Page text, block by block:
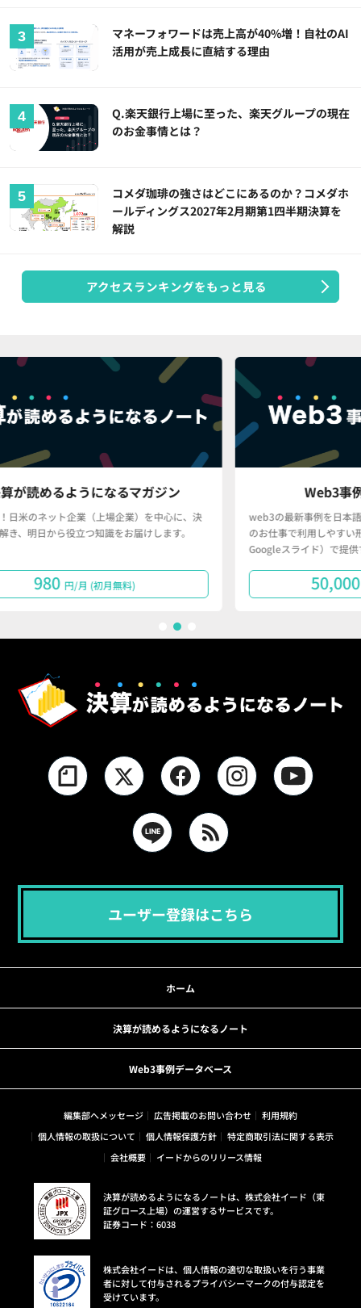
マネーフォワードは売上高が40%増！自社のAI
活用が売上成長に直結する理由
Q.楽天銀行上場に至った、楽天グループの現在
のお金事情とは？
コメダ珈琲の強さはどこにあるのか？コメダホ
ールディングス2027年2月期第1四半期決算を
解説
アクセスランキングをもっと見る
ガジン
を中心に、決
けします。
Web3事例データベース
web3の最新事例を日本語で分かりやすく、かつ、皆さん
のお仕事で利用しやすい形（Googleスプレッドシート・
Googleスライド）で提供するサービスです。
ユーザー登録はこちら
ホーム
決算が読めるようになるノート
Web3事例データベース
編集部へメッセージ 広告掲載のお問い合わせ
利用規約
個人情報の取扱について
個人情報保護方針
特定商取引法に関する表示
会社概要
イードからのリリース情報
決算が読めるようになるノートは、株式会社イード（東
証グロース上場）の運営するサービスです。
証券コード：6038
株式会社イードは、個人情報の適切な取扱いを行う事業
者に対して付与されるプライバシーマークの付与認定を
受けています。